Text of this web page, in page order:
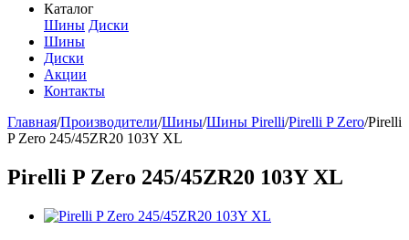
Каталог
Шины Диски
Шины
Диски
Акции
Контакты
Главная/Производители/Шины/Шины Pirelli/Pirelli P Zero/Pirelli
P Zero 245/45ZR20 103Y XL
Pirelli P Zero 245/45ZR20 103Y XL